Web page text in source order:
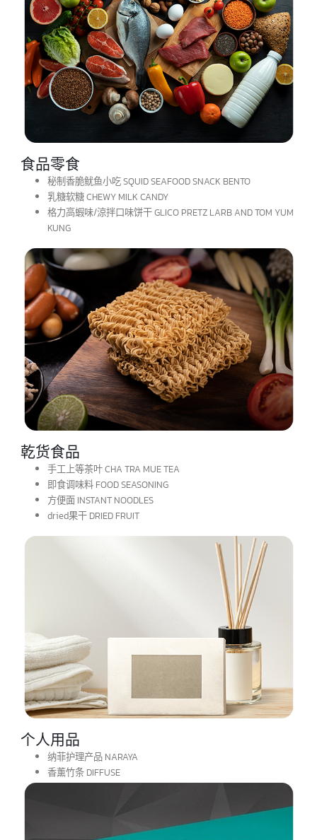
农产品和新鲜食品
对于新鲜水果蔬菜和海鲜,航空运输是保持新鲜度的最佳选择,因为航
空大大缩短了运输时间。
食品零食
秘制香脆鱿鱼小吃 SQUID SEAFOOD SNACK BENTO
乳糖软糖 CHEWY MILK CANDY
格力高蝦味/涼拌口味饼干 GLICO PRETZ LARB AND TOM YUM
KUNG
乾货食品
手工上等茶叶 CHA TRA MUE TEA
即食调味料 FOOD SEASONING
方便面 INSTANT NOODLES
dried果干 DRIED FRUIT